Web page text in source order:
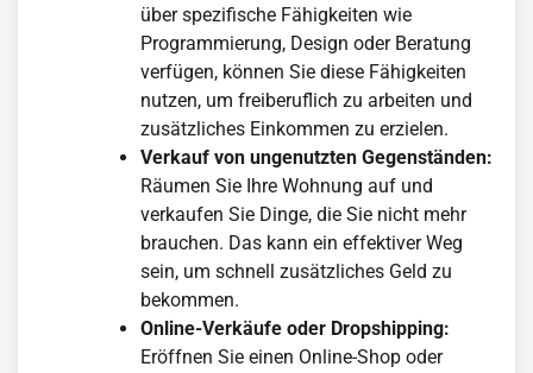
über spezifische Fähigkeiten wie
Programmierung, Design oder Beratung
verfügen, können Sie diese Fähigkeiten
nutzen, um freiberuflich zu arbeiten und
zusätzliches Einkommen zu erzielen.
Verkauf von ungenutzten Gegenständen:
Räumen Sie Ihre Wohnung auf und
verkaufen Sie Dinge, die Sie nicht mehr
brauchen. Das kann ein effektiver Weg
sein, um schnell zusätzliches Geld zu
bekommen.
Online-Verkäufe oder Dropshipping:
Eröffnen Sie einen Online-Shop oder